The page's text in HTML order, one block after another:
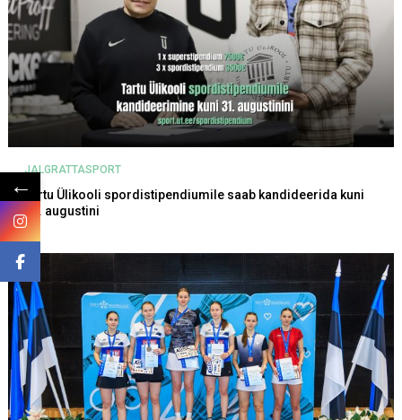
JALGRATTASPORT
Tartu Ülikooli spordistipendiumile saab kandideerida kuni
31. augustini
←